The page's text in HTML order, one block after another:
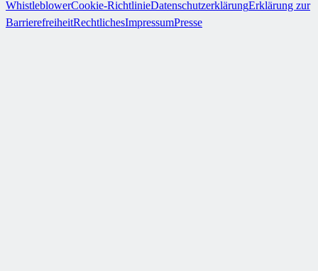
WhistleblowerCookie-RichtlinieDatenschutzerklärungErklärung zur
BarrierefreiheitRechtlichesImpressumPresse